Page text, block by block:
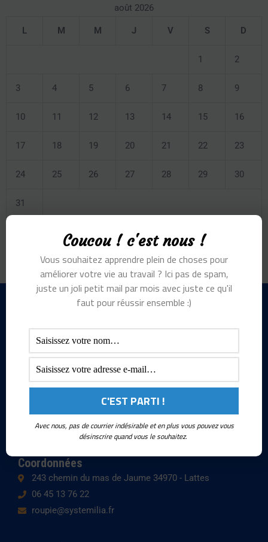
août 2026
L M M J V S D
1 2
3 4 5 6 7 8 9
10 11 12 13 14 15 16
17 18 19 20 21 22 23
24 25 26 27 28 29 30
31
Restons connectés 👉
L
i
n
k
e
i
n
I
s
t
a
g
r
a
m
E
v
e
l
p
e
large panel de formations & coachings.
Coordonnées
243 chemin du mas de Jaume 34970 - Lattes
06 45 13 76 22
roupie@systemilia.fr
Coucou ! c'est nous !
Vous souhaitez apprendre plein de choses pour
améliorer votre vie au travail ? Ici pas de spam,
juste un joli petit mail par mois avec juste ce qu'il
faut pour réussir ensemble :)
Avec nous, pas de courrier indésirable et en plus vous pouvez vous
désinscrire quand vous le souhaitez.